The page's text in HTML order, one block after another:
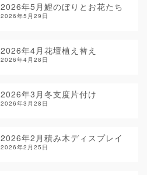
2026年5月鯉のぼりとお花たち
2026年5月29日
2026年4月花壇植え替え
2026年4月28日
2026年3月冬支度片付け
2026年3月28日
2026年2月積み木ディスプレイ
2026年2月25日